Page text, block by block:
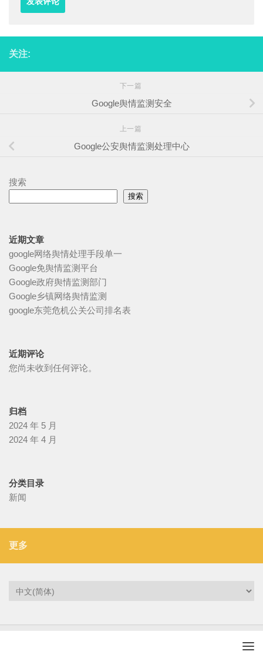
关注:
下一篇
Google舆情监测安全
上一篇
Google公安舆情监测处理中心
搜索
搜索
近期文章
google网络舆情处理手段单一
Google免舆情监测平台
Google政府舆情监测部门
Google乡镇网络舆情监测
google东莞危机公关公司排名表
近期评论
您尚未收到任何评论。
归档
2024 年 5 月
2024 年 4 月
分类目录
新闻
更多